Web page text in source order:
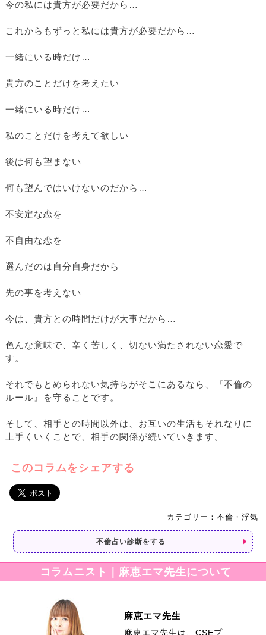
今の私には貴方が必要だから…
これからもずっと私には貴方が必要だから…
一緒にいる時だけ…
貴方のことだけを考えたい
一緒にいる時だけ…
私のことだけを考えて欲しい
後は何も望まない
何も望んではいけないのだから…
不安定な恋を
不自由な恋を
選んだのは自分自身だから
先の事を考えない
今は、貴方との時間だけが大事だから…
色んな意味で、辛く苦しく、切ない満たされない恋愛で
す。
それでもとめられない気持ちがそこにあるなら、『不倫の
ルール』を守ることです。
そして、相手との時間以外は、お互いの生活もそれなりに
上手くいくことで、相手の関係が続いていきます。
このコラムをシェアする
カテゴリー：不倫・浮気
不倫占い診断をする
コラムニスト｜麻恵エマ先生について
麻恵エマ先生
麻恵エマ先生は、CSEプ